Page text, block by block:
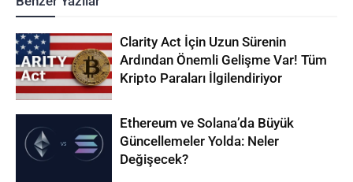
Clarity Act İçin Uzun Sürenin
Ardından Önemli Gelişme Var! Tüm
Kripto Paraları İlgilendiriyor
Ethereum ve Solana’da Büyük
Güncellemeler Yolda: Neler
Değişecek?